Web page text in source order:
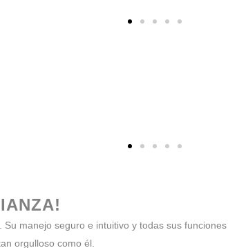
manejo seguro e intuitivo y todas sus
orgulloso como él.